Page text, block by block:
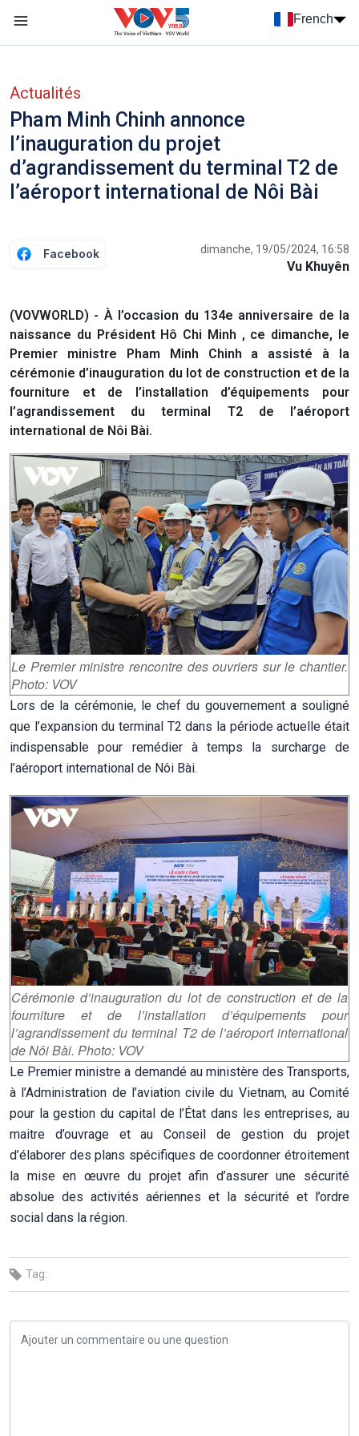
French
Actualités
Pham Minh Chinh annonce
l’inauguration du projet
d’agrandissement du terminal T2 de
l’aéroport international de Nôi Bài
Facebook dimanche, 19/05/2024, 16:58
Vu Khuyên
(VOVWORLD) - À l’occasion du 134e anniversaire de la
naissance du Président Hô Chi Minh , ce dimanche, le
Premier ministre Pham Minh Chinh a assisté à la
cérémonie d’inauguration du lot de construction et de la
fourniture et de l’installation d’équipements pour
l’agrandissement du terminal T2 de l’aéroport
international de Nôi Bài.
Le Premier ministre rencontre des ouvriers sur le chantier.
Photo: VOV
Lors de la cérémonie, le chef du gouvernement a souligné
que l’expansion du terminal T2 dans la période actuelle était
indispensable pour remédier à temps la surcharge de
l’aéroport international de Nôi Bài.
Cérémonie d’inauguration du lot de construction et de la
fourniture et de l’installation d’équipements pour
l’agrandissement du terminal T2 de l’aéroport international
de Nôi Bài. Photo: VOV
Le Premier ministre a demandé au ministère des Transports,
à l’Administration de l’aviation civile du Vietnam, au Comité
pour la gestion du capital de l’État dans les entreprises, au
maitre d’ouvrage et au Conseil de gestion du projet
d’élaborer des plans spécifiques de coordonner étroitement
la mise en œuvre du projet afin d’assurer une sécurité
absolue des activités aériennes et la sécurité et l’ordre
social dans la région.
Tag: